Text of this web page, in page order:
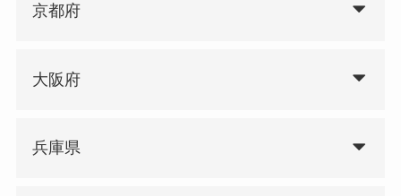
京都府
大阪府
兵庫県